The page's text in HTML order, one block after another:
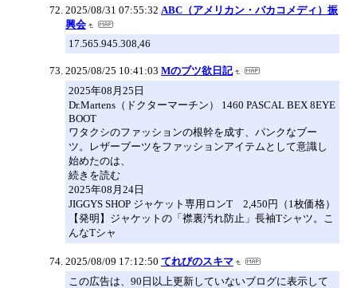
2025/08/31 07:55:32 ABC（アメリカン・バカコメディ）振
興会
17.565.945.308,46
2025/08/25 10:41:03 Mのブツ欲日記
2025年08月25日
Dr.Martens（ドクターマーチン） 1460 PASCAL BEX 8EYE
BOOT
ワタクシのファッションの根幹を成す、パンクなブー
ツ。レザーブーツをファッションアイテムとして意識し
始めたのは、
続きを読む
2025年08月24日
JIGGYS SHOP ジャケット専用ロンT 2,450円（1枚価格）
【発明】ジャケットの「襟裏汚れ防止」長袖Tシャツ。こ
んなTシャ
2025/08/09 17:12:50 てれびのスキマ
この広告は、90日以上更新していないブログに表示して